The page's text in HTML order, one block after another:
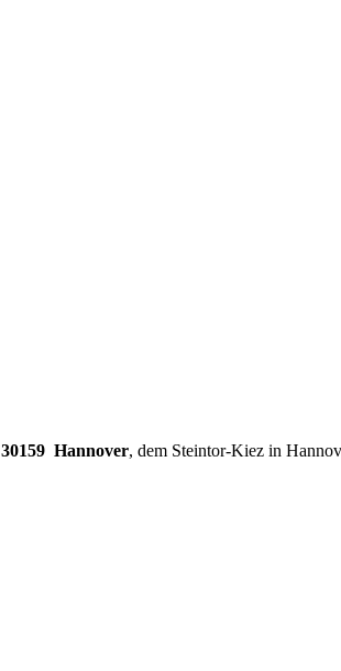
30159 Hannover, dem Steintor-Kiez in